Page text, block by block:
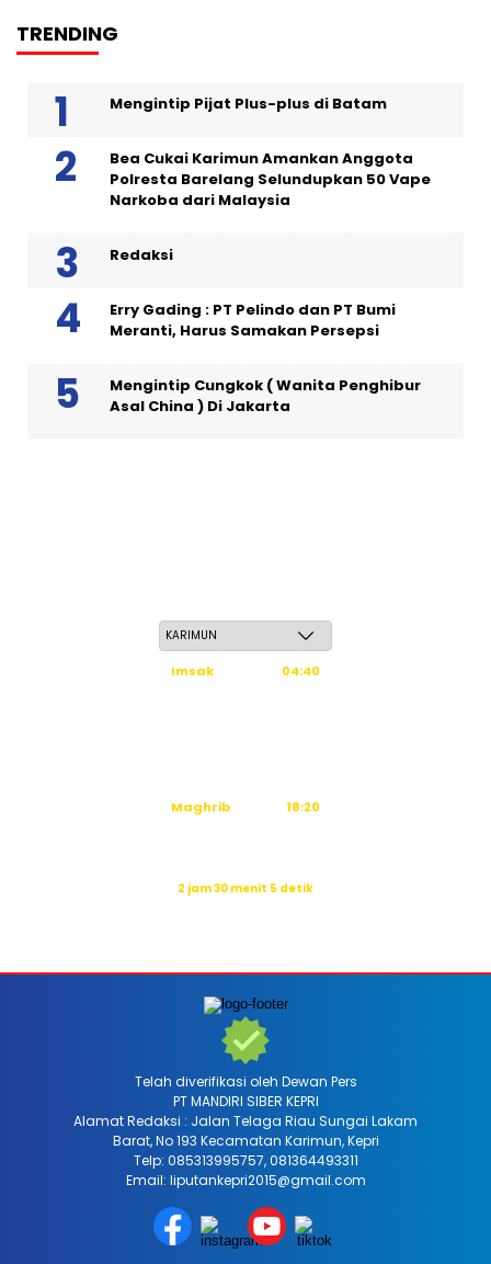
TRENDING
Mengintip Pijat Plus-plus di Batam
Bea Cukai Karimun Amankan Anggota
Polresta Barelang Selundupkan 50 Vape
Narkoba dari Malaysia
Redaksi
Erry Gading : PT Pelindo dan PT Bumi
Meranti, Harus Samakan Persepsi
Mengintip Cungkok ( Wanita Penghibur
Asal China ) Di Jakarta
Imsak
04:40
Maghrib
18:20
2 jam 30 menit 3 detik
Telah diverifikasi oleh Dewan Pers
PT MANDIRI SIBER KEPRI
Alamat Redaksi : Jalan Telaga Riau Sungai Lakam
Barat, No 193 Kecamatan Karimun, Kepri
Telp: 085313995757, 081364493311
Email: liputankepri2015@gmail.com